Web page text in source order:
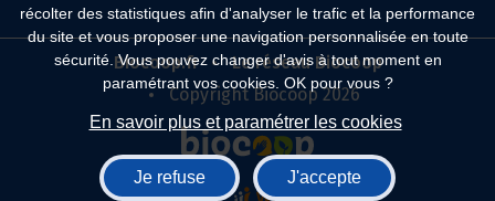
récolter des statistiques afin d'analyser le trafic et la performance
du site et vous proposer une navigation personnalisée en toute
sécurité. Vous pouvez changer d'avis à tout moment en
paramétrant vos cookies. OK pour vous ?
En savoir plus et paramétrer les cookies
Je refuse J'accepte
Biocoop.fr
Le réseau Biocoop
Copyright Biocoop 2026